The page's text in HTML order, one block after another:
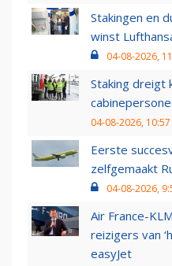
Stakingen en
winst
04-08-2026,
Staking dreigt
04-08-2026, 10:57
Eerste
zelfgemaakt
04-08-2026,
Air France-
reizigers van
easyJet